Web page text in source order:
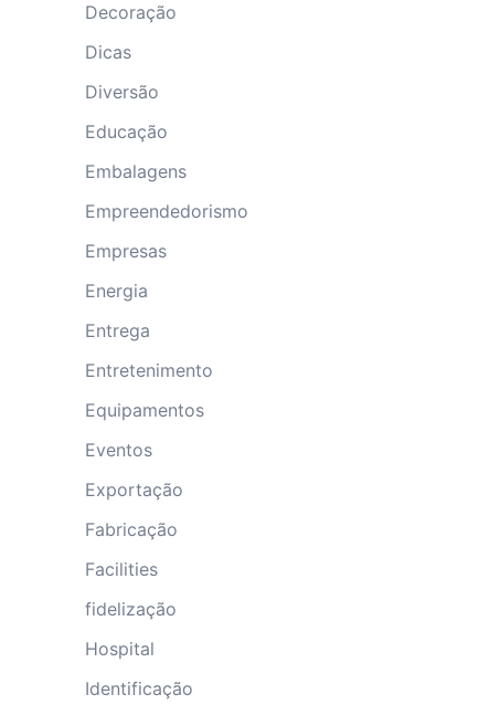
Decoração
Dicas
Diversão
Educação
Embalagens
Empreendedorismo
Empresas
Energia
Entrega
Entretenimento
Equipamentos
Eventos
Exportação
Fabricação
Facilities
fidelização
Hospital
Identificação